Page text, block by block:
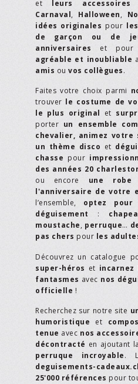
et leurs accessoires
Carnaval, Halloween,
idées originales pour
de garçon ou de
anniversaires et pour
agréable et inoubliable
amis ou vos collègues.
Faites votre choix parmi
trouver le costume de
le plus original et
porter un ensemble
chevalier, animez votre
un thème disco et
chasse pour
des années 20
ou encore une robe
l'anniversaire de votre
l’ensemble, optez pour
déguisement :
moustache, perruque…
pas chers pour les
Découvrez un catalogue
super-héros et incarnez
fantasmes avec nos
officielle !
Recherchez sur notre site
humoristique et
tenue avec nos
décontracté en ajoutant
perruque incroyable.
deguisements-
25'000 références pour